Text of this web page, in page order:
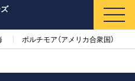
ボルチモア（アメリカ合衆国）